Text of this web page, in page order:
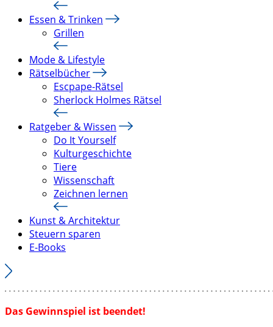
Essen & Trinken
Grillen
Mode & Lifestyle
Rätselbücher
Escpape-Rätsel
Sherlock Holmes Rätsel
Ratgeber & Wissen
Do It Yourself
Kulturgeschichte
Tiere
Wissenschaft
Zeichnen lernen
Kunst & Architektur
Steuern sparen
E-Books
Das Gewinnspiel ist beendet!